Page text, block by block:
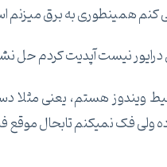
کنم همینطوری به برق میزنم
نیست آپدیت کردم حل
ویندوز هستم، یعنی مثلا
ولی فک نمیکنم تابحال موقع